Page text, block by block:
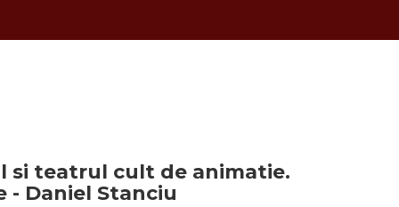
si teatrul cult de animatie.
- Daniel Stanciu